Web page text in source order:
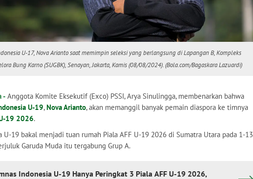
U-17, Nova Arianto saat memimpin seleksi yang berlangsung di Lapangan B, Kompleks
Bung Karno (SUGBK), Senayan, Jakarta, Kamis (08/08/2024). (Bola.com/Bagaskara Lazuardi)
- Anggota Komite Eksekutif (Exco) PSSI, Arya Sinulingga, membenarkan bahwa
U-19,Nova Arianto, akan memanggil banyak pemain diaspora ke timnya
19 2026.
U-19 bakal menjadi tuan rumah Piala AFF U-19 2026 di Sumatra Utara pada 1-13
Garuda Muda itu tergabung Grup A.
Indonesia U-19 Hanya Peringkat 3 Piala AFF U-19 2026,